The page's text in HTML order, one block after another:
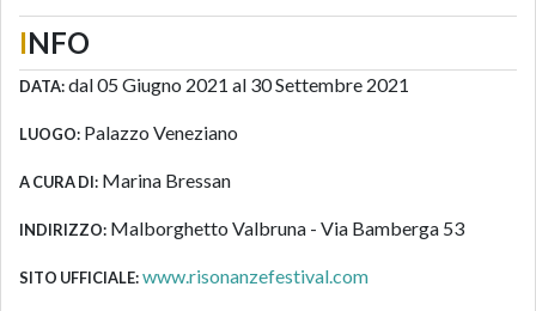
INFO
DATA:dal 05 Giugno 2021 al 30 Settembre 2021
LUOGO: Palazzo Veneziano
A CURA DI: Marina Bressan
INDIRIZZO: Malborghetto Valbruna - Via Bamberga 53
SITO UFFICIALE:www.risonanzefestival.com